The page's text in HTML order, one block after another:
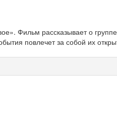
Фильм рассказывает о
повлечет за собой их